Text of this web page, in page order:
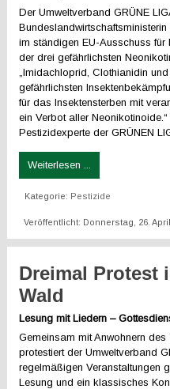
Der Umweltverband GRÜNE
im ständigen EU-Ausschuss für
der drei gefährlichsten
„Imidachloprid, Clothianidin
gefährlichsten
für das Insektensterben mit
ein Verbot aller
Pestizidexperte der GRÜNEN
Weiterlesen ...
Kategorie: Pestizide
Veröffentlicht: Donnerstag, 26. April
Dreimal Protest
Wald
Lesung mit Liedern –
Gemeinsam mit Anwohnern
protestiert der Umweltverband
regelmäßigen Veranstaltungen
Lesung und ein klassisches